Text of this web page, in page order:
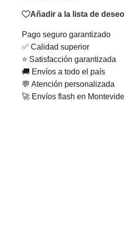
Añadir a la lista de
Pago seguro garantizado
✅ Calidad superior
⭐ Satisfacción garantizada
🚚 Envíos a todo el país
💬 Atención personalizada
🚀 Envíos flash en